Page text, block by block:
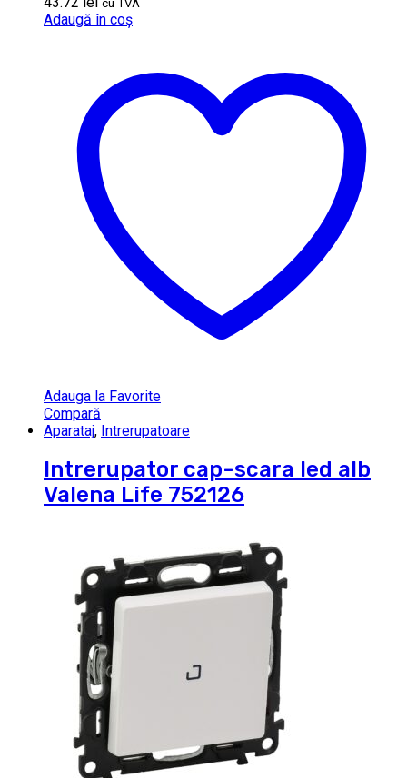
cu TVA
Adaugă în coș
Adauga la Favorite
Compară
Aparataj, Intrerupatoare
Intrerupator cap-scara led alb
Valena Life 752126